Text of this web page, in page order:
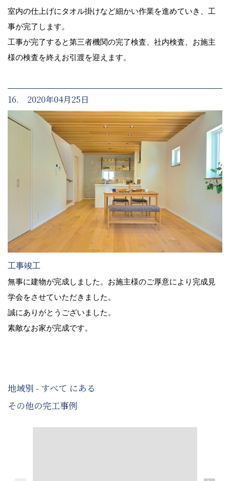
室内の仕上げにタオル掛けなど細かい作業を進めていき、工
事が完了します。
工事が完了すると第三者機関の完了検査、社内検査、お施主
様の検査を終えお引渡を迎えます。
16. 2020年04月25日
工事竣工
無事に建物が完成しました。お施主様のご厚意により完成見
学会をさせていただきました。
誠にありがとうございました。
素敵なお家が完成です。
地域別 - すべて にある
その他の完工事例